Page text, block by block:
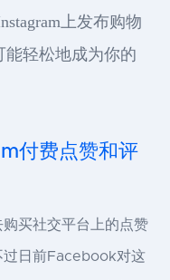
上发布购物
能轻松地成为你的
付费点赞和评
买社交平台上的点赞
过日前Facebook对这